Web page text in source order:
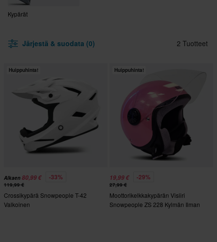
Kypärät
Järjestä & suodata (0) 2 Tuotteet
Huippuhinta!
Alkaen 80,99 € -33%
119,99 €
Crossikypärä Snowpeople T-42
Valkoinen
Huippuhinta!
19,99 € -29%
27,99 €
Moottorikelkkakypärän Visiiri
Snowpeople ZS 228 Kylmän Ilman